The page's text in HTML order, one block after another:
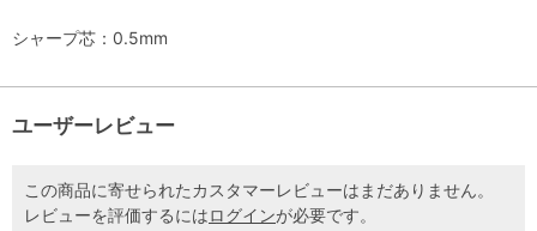
シャープ芯：0.5mm
ユーザーレビュー
この商品に寄せられたカスタマーレビューはまだありません。
レビューを評価するにはログインが必要です。